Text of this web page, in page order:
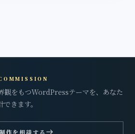
観をもつWordPressテーマを、あなた
きます。
制作を相談する